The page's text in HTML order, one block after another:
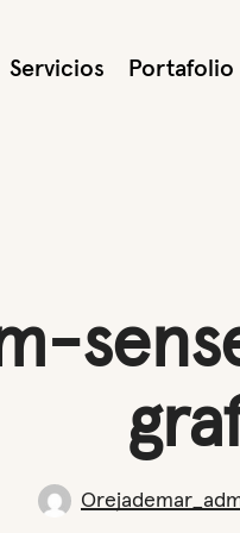
Servicios Portafolio